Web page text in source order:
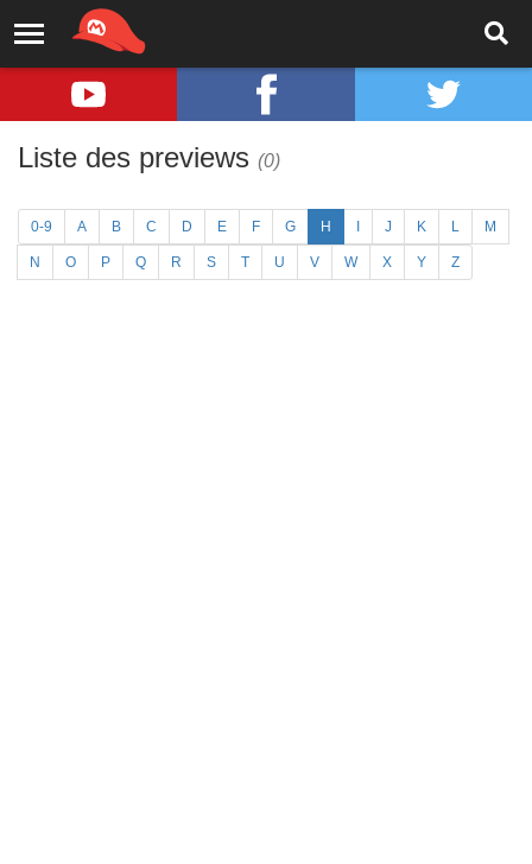
Liste des previews (0)
0-9 A B C D E F G H J K L M
N O P Q R S T U V W X Y Z